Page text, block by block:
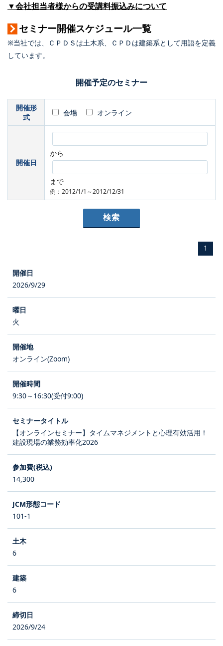
▼会社担当者様からの受講料振込みについて
セミナー開催スケジュール一覧
※当社では、ＣＰＤＳは土木系、ＣＰＤは建築系として用語を定義
しています。
開催予定のセミナー
開催形
式
会場 オンライン
開催日
から
まで
例：2012/1/1～2012/12/31
1
2026/9/29
火
オンライン(Zoom)
9:30～16:30(受付9:00)
【オンラインセミナー】タイムマネジメントと心理有効活用！
建設現場の業務効率化2026
14,300
101-1
6
6
2026/9/24